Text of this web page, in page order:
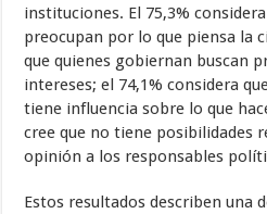
instituciones. El 75,3%
preocupan por lo que piensa la
que quienes gobiernan buscan
intereses; el 74,1% considera
tiene influencia sobre lo que
cree que no tiene posibilidades
opinión a los responsables
Estos resultados describen una